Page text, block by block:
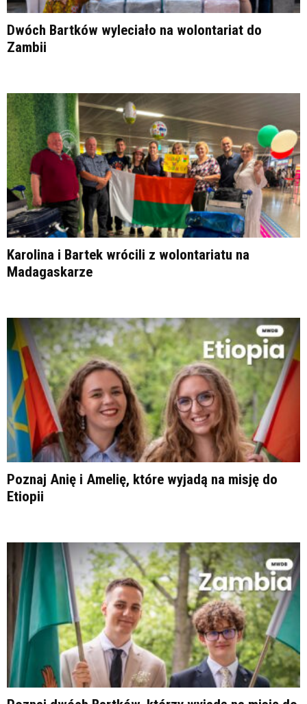
Dwóch Bartków wyleciało na wolontariat do
Zambii
Karolina i Bartek wrócili z wolontariatu na
Madagaskarze
Poznaj Anię i Amelię, które wyjadą na misję do
Etiopii